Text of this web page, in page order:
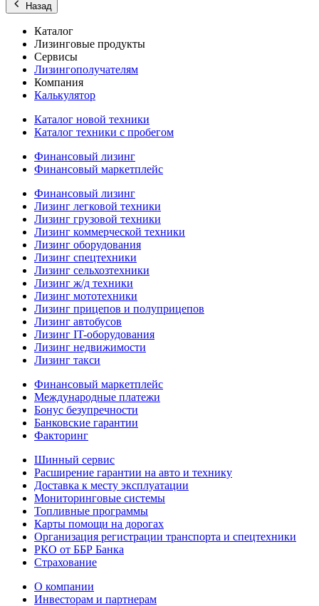
Назад
Каталог
Лизинговые продукты
Сервисы
Лизингополучателям
Компания
Калькулятор
Каталог новой техники
Каталог техники с пробегом
Финансовый лизинг
Финансовый маркетплейс
Финансовый лизинг
Лизинг легковой техники
Лизинг грузовой техники
Лизинг коммерческой техники
Лизинг оборудования
Лизинг спецтехники
Лизинг сельхозтехники
Лизинг ж/д техники
Лизинг мототехники
Лизинг прицепов и полуприцепов
Лизинг автобусов
Лизинг IT-оборудования
Лизинг недвижимости
Лизинг такси
Финансовый маркетплейс
Международные платежи
Бонус безупречности
Банковские гарантии
Факторинг
Шинный сервис
Расширение гарантии на авто и технику
Доставка к месту эксплуатации
Мониторинговые системы
Топливные программы
Карты помощи на дорогах
Организация регистрации транспорта и спецтехники
РКО от ББР Банка
Страхование
О компании
Инвесторам и партнерам